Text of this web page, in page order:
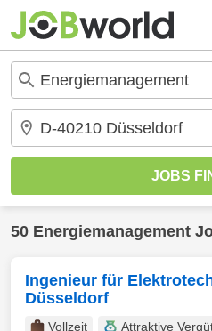
50 Energiemanagement
Ingenieur für
Düsseldorf
Vollzeit
Attraktive